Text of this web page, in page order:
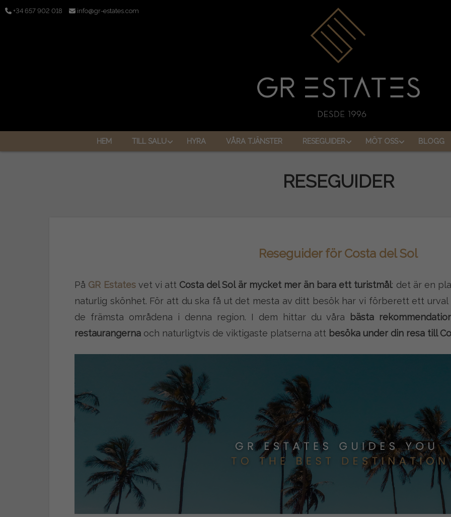
+34 657 902 018 info@gr-estates.com
HEM TILL SALU HYRA VÅRA TJÄNSTER RESEGUIDER MÖT OSS BLOGG
RESEGUIDER
Reseguider för Costa del Sol
På GR Estatesvet vi att Costa del Sol är mycket mer än bara ett turistmål: det är en
naturlig skönhet. För att du ska få ut det mesta av ditt besök har vi förberett ett
de främsta områdena i denna region. I dem hittar du våra
bästa
restaurangerna och naturligtvis de viktigaste platserna att besöka under din resa till